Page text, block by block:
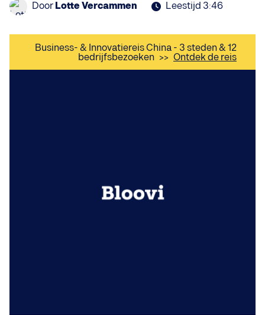
Door Lotte Vercammen Leestijd 3:46
Business- & Innovatiereis China - 3 steden & 12
bedrijfsbezoeken >> Ontdek de reis